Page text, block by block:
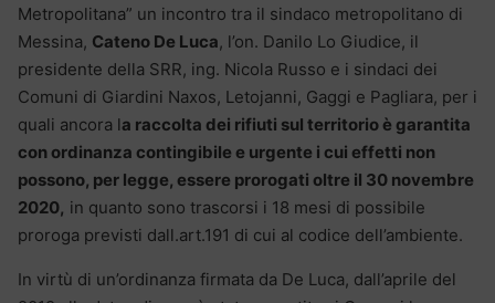
Metropolitana” un incontro tra il sindaco metropolitano di
Messina, Cateno De Luca, l’on. Danilo Lo Giudice, il
presidente della SRR, ing. Nicola Russo e i sindaci dei
Comuni di Giardini Naxos, Letojanni, Gaggi e Pagliara, per i
quali ancora la raccolta dei rifiuti sul territorio è garantita
con ordinanza contingibile e urgente i cui effetti non
possono, per legge, essere prorogati oltre il 30 novembre
2020, in quanto sono trascorsi i 18 mesi di possibile
proroga previsti dall.art.191 di cui al codice dell’ambiente.
In virtù di un’ordinanza firmata da De Luca, dall’aprile del